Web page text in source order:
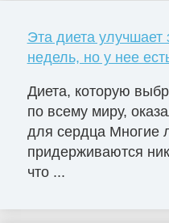
Эта диета улучшает
недель, но у нее
Диета, которую
по всему миру,
для сердца Многие
придерживаются
что ...